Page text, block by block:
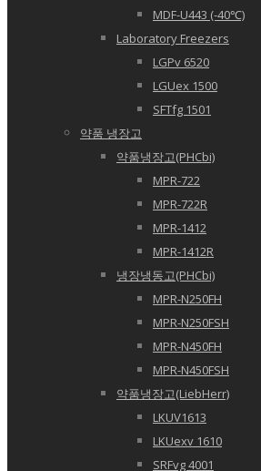
MDF-U443 (-40℃)
Laboratory Freezers
LGPv 6520
LGUex 1500
SFTfg 1501
약품 냉장고
약품냉장고(PHCbi)
MPR-722
MPR-722R
MPR-1412
MPR-1412R
냉장냉동고(PHCbi)
MPR-N250FH
MPR-N250FSH
MPR-N450FH
MPR-N450FSH
약품냉장고(LiebHerr)
LKUV1613
LKUexv 1610
SRFvg 4001